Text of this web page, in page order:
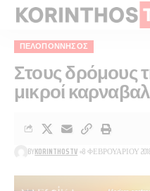
ΠΕΛΟΠΌΝΝΗΣΟΣ
Στους δρόμους
μικροί
BYKORINTHOSTV 8 ΦΕΒΡΟΥΑΡΊΟΥ